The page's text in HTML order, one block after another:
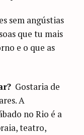
sem angústias
que tu mais
e o que as
Gostaria de
A
no Rio é a
teatro,